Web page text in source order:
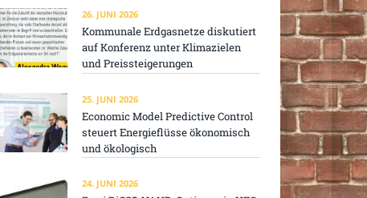
26. JUNI 2026
Kommunale Erdgasnetze diskutiert
auf Konferenz unter Klimazielen
und Preissteigerungen
25. JUNI 2026
Economic Model Predictive Control
steuert Energieflüsse ökonomisch
und ökologisch
24. JUNI 2026